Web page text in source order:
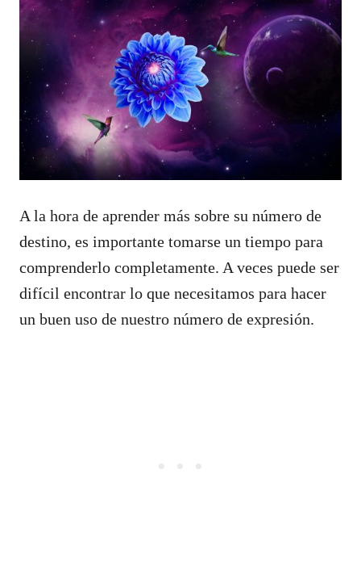
A la hora de aprender más sobre su número de
destino, es importante tomarse un tiempo para
comprenderlo completamente. A veces puede ser
difícil encontrar lo que necesitamos para hacer
un buen uso de nuestro número de expresión.